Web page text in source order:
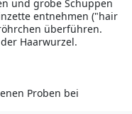
und grobe Schuppen
entnehmen ("hair
überführen.
Haarwurzel.
Proben bei